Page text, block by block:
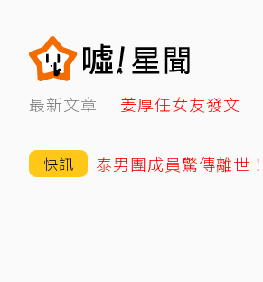
最新文章 姜厚任女友發文
快訊